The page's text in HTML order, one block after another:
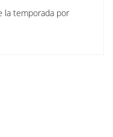
la temporada por